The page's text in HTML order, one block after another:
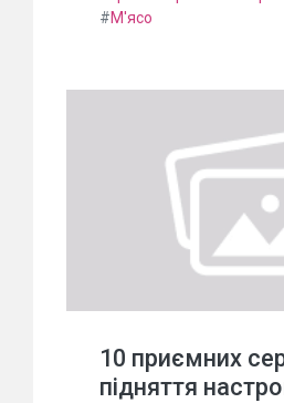
#М'ясо
10 приємних
підняття